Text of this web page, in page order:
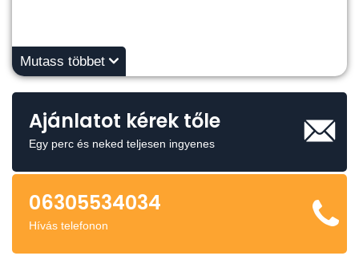
Mutass többet
Ajánlatot kérek tőle
Egy perc és neked teljesen ingyenes
06305534034
Hívás telefonon